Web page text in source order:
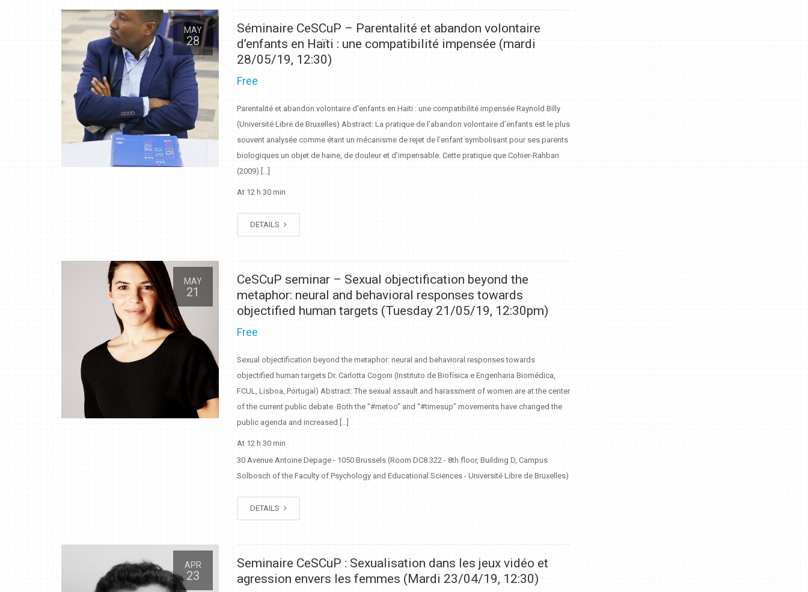
MAY
28
Séminaire CeSCuP – Parentalité et abandon volontaire
d’enfants en Haïti : une compatibilité impensée (mardi
28/05/19, 12:30)
Free
Parentalité et abandon volontaire d’enfants en Haïti : une compatibilité impensée Raynold Billy
(Université Libre de Bruxelles) Abstract: La pratique de l’abandon volontaire d’enfants est le plus
souvent analysée comme étant un mécanisme de rejet de l’enfant symbolisant pour ses parents
biologiques un objet de haine, de douleur et d’impensable. Cette pratique que Cohier-Rahban
(2009) […]
At 12 h 30 min
DETAILS
MAY
21
CeSCuP seminar – Sexual objectification beyond the
metaphor: neural and behavioral responses towards
objectified human targets (Tuesday 21/05/19, 12:30pm)
Free
Sexual objectification beyond the metaphor: neural and behavioral responses towards
objectified human targets Dr. Carlotta Cogoni (Instituto de Biofísica e Engenharia Biomédica,
FCUL, Lisboa, Portugal) Abstract: The sexual assault and harassment of women are at the center
of the current public debate. Both the “#metoo” and “#timesup” movements have changed the
public agenda and increased […]
At 12 h 30 min
30 Avenue Antoine Depage - 1050 Brussels (Room DC8.322 - 8th floor, Building D, Campus
Solbosch of the Faculty of Psychology and Educational Sciences - Université Libre de Bruxelles)
DETAILS
APR
23
Seminaire CeSCuP : Sexualisation dans les jeux vidéo et
agression envers les femmes (Mardi 23/04/19, 12:30)